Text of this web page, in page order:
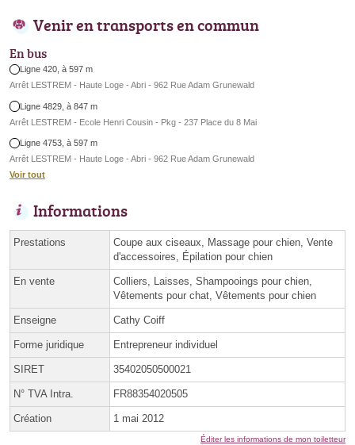
Venir en transports en commun
En bus
Ligne 420, à 597 m
Arrêt LESTREM - Haute Loge - Abri - 962 Rue Adam Grunewald
Ligne 4829, à 847 m
Arrêt LESTREM - Ecole Henri Cousin - Pkg - 237 Place du 8 Mai
Ligne 4753, à 597 m
Arrêt LESTREM - Haute Loge - Abri - 962 Rue Adam Grunewald
Voir tout
Informations
Prestations
Coupe aux ciseaux, Massage pour chien, Vente
d'accessoires, Épilation pour chien
En vente
Colliers, Laisses, Shampooings pour chien,
Vêtements pour chat, Vêtements pour chien
Enseigne Cathy Coiff
Forme juridique Entrepreneur individuel
SIRET 35402050500021
N° TVA Intra. FR88354020505
Création 1 mai 2012
Éditer les informations de mon toiletteur